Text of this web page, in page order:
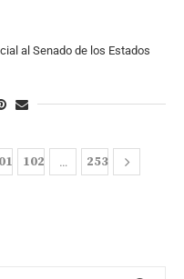
al Senado de los Estados
102 … 253